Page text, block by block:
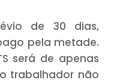
de 30 dias,
pela metade.
será de apenas
trabalhador não